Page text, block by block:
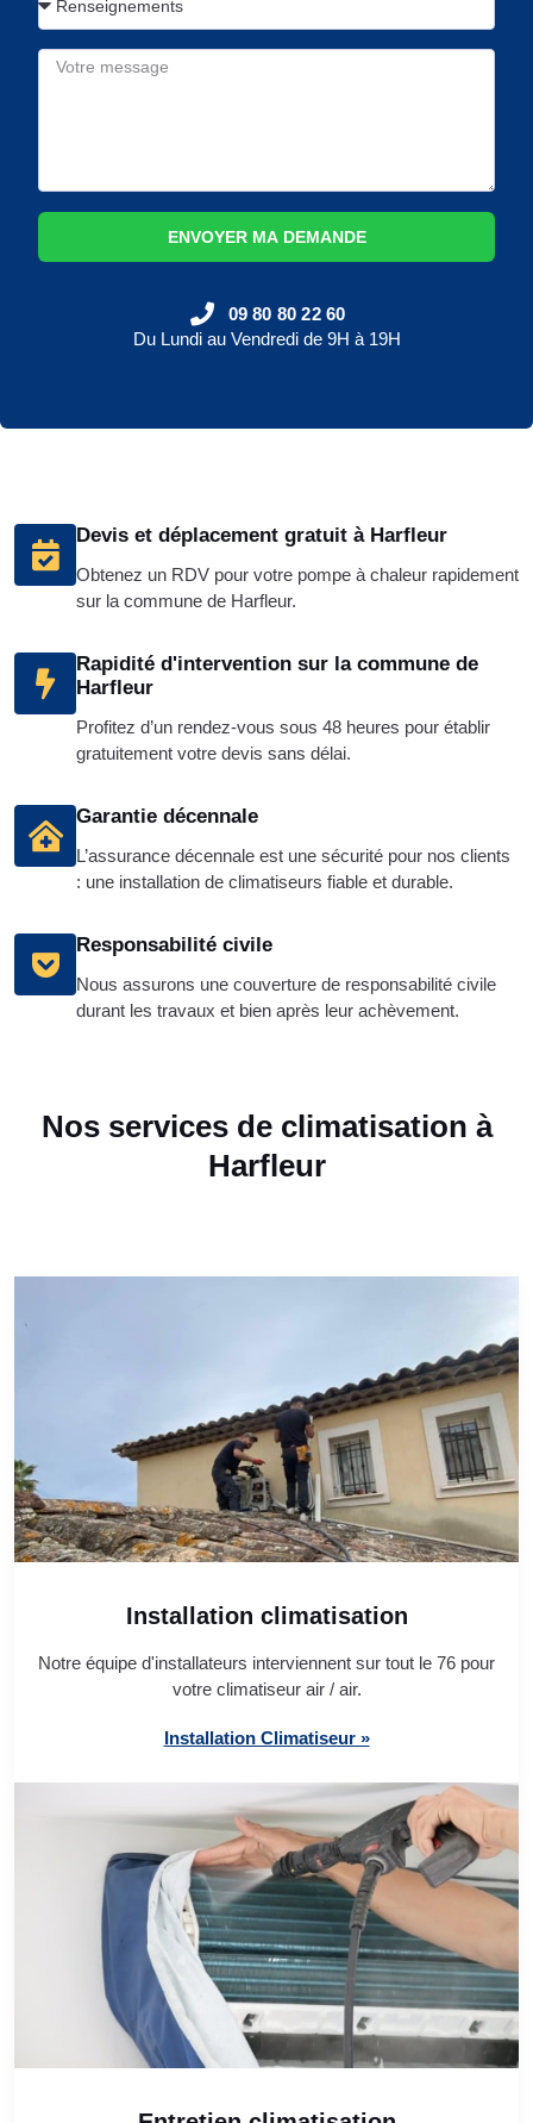
Devis et déplacement gratuit à Harfleur
Obtenez un RDV pour votre pompe à chaleur rapidement
sur la commune de Harfleur.
Rapidité d'intervention sur la commune de
Harfleur
Profitez d’un rendez-vous sous 48 heures pour établir
gratuitement votre devis sans délai.
Garantie décennale
L’assurance décennale est une sécurité pour nos clients
: une installation de climatiseurs fiable et durable.
Responsabilité civile
Nous assurons une couverture de responsabilité civile
durant les travaux et bien après leur achèvement.
ENVOYER MA DEMANDE
09 80 80 22 60
Du Lundi au Vendredi de 9H à 19H
Nos services de climatisation à
Harfleur
Installation climatisation
Notre équipe d'installateurs interviennent sur tout le 76 pour
votre climatiseur air / air.
Installation Climatiseur »